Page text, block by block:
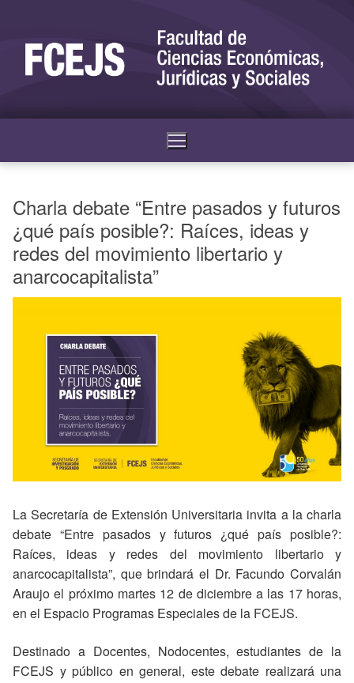
Charla debate “Entre pasados y futuros
¿qué país posible?: Raíces, ideas y
redes del movimiento libertario y
anarcocapitalista”
La Secretaría de Extensión Universitaria invita a la charla
debate “Entre pasados y futuros ¿qué país posible?:
Raíces, ideas y redes del movimiento libertario y
anarcocapitalista”, que brindará el Dr. Facundo Corvalán
Araujo el próximo martes 12 de diciembre a las 17 horas,
en el Espacio Programas Especiales de la FCEJS.
Destinado a Docentes, Nodocentes, estudiantes de la
FCEJS y público en general, este debate realizará una